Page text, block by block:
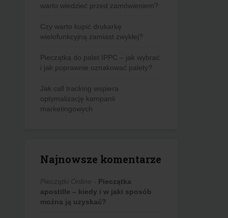
warto wiedzieć przed zamówieniem?
Czy warto kupić drukarkę
wielofunkcyjną zamiast zwykłej?
Pieczątka do palet IPPC – jak wybrać
i jak poprawnie oznakować palety?
Jak call tracking wspiera
optymalizację kampanii
marketingowych
Najnowsze komentarze
Pieczątki Online - Pieczątka
apostille – kiedy i w jaki sposób
można ją uzyskać?